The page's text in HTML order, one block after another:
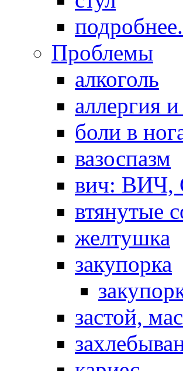
Проблемы
алкоголь
аллергия
боли в
вазоспазм
вич:
втянутые
желтушка
закупорка
застой,